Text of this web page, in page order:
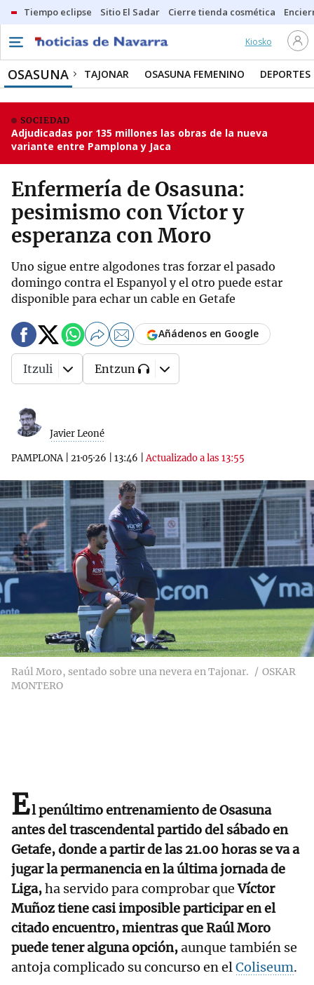
Tiempo eclipse Sitio El Sadar Cierre tienda cosmética
Kiosko
OSASUNA TAJONAR OSASUNA FEMENINO DEPORTES
SOCIEDAD
Adjudicadas por 135 millones las obras de la nueva
variante entre Pamplona y Jaca
Enfermería de Osasuna:
pesimismo con Víctor y
esperanza con Moro
Uno sigue entre algodones tras forzar el pasado
domingo contra el Espanyol y el otro puede estar
disponible para echar un cable en Getafe
Javier Leoné
PAMPLONA| 21·05·26 13:46 |Actualizado a las 13:55
Añádenos en Google
Itzuli Entzun
Raúl Moro, sentado sobre una nevera en Tajonar.
OSKAR
MONTERO
El penúltimo entrenamiento de Osasuna
antes del trascendental partido del sábado en
Getafe, donde a partir de las 21.00 horas se va a
jugar la permanencia en la última jornada de
Liga,ha servido para comprobar queVíctor
Muñoz tiene casi imposible participar en el
citado encuentro, mientras que Raúl Moro
puede tener alguna opción,aunque también se
antoja complicado su concurso en elColiseum.